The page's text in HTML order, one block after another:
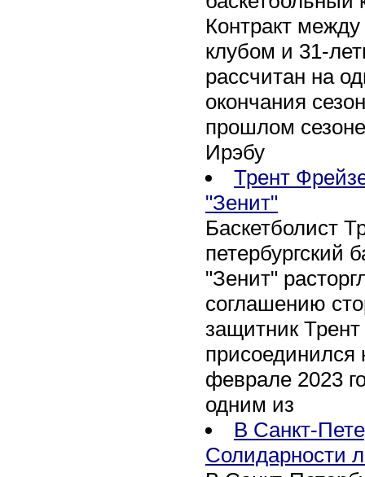
Контракт между
клубом и 31-
рассчитан на
окончания
прошлом
Ирэбу
Трент
"Зенит"
Баскетболист
петербургский
"Зенит"
соглашению
защитник
присоединился
феврале 2023
одним из
В Санкт-
Солидарности